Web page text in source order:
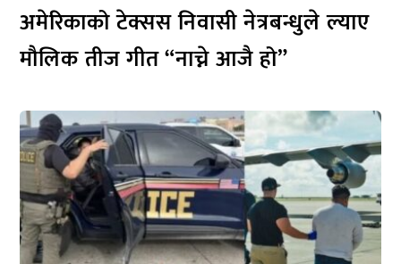
अमेरिकाको टेक्सस निवासी नेत्रबन्धुले ल्याए
मौलिक तीज गीत “नाच्ने आजै हो”